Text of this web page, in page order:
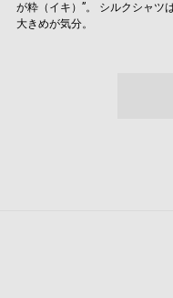
が粋（イキ）”。 シルクシャツ
大きめが気分。